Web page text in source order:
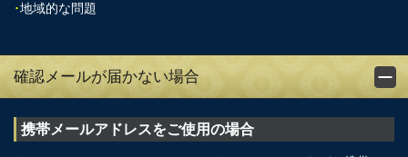
･地域的な問題
確認メールが届かない場合
携帯メールアドレスをご使用の場合